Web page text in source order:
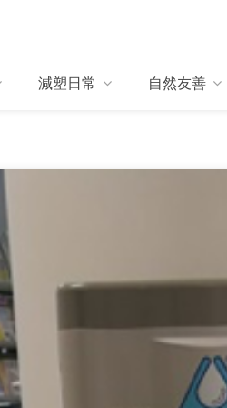
減塑日常 自然友善